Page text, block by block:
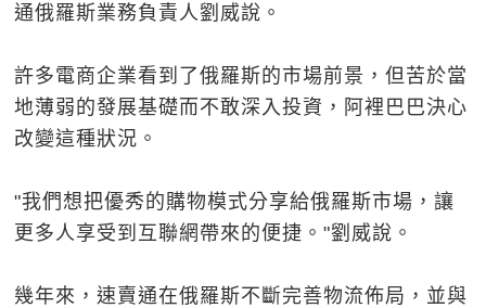
通俄羅斯業務負責人劉威說。
許多電商企業看到了俄羅斯的市場前景，但苦於當
地薄弱的發展基礎而不敢深入投資，阿裡巴巴決心
改變這種狀況。
"我們想把優秀的購物模式分享給俄羅斯市場，讓
更多人享受到互聯網帶來的便捷。"劉威說。
幾年來，速賣通在俄羅斯不斷完善物流佈局，並與